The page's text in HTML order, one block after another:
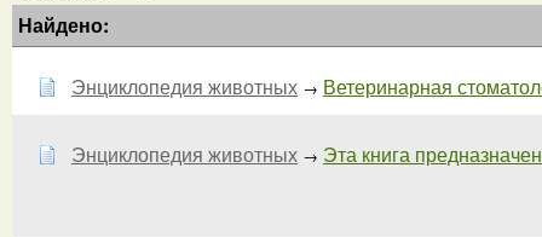
Найдено:
Энциклопедия животных → Ветеринарная
Энциклопедия животных → Эта книга